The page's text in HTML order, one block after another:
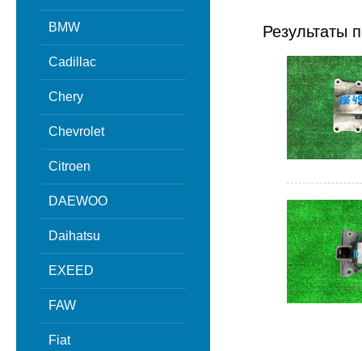
BMW
Cadillac
Chery
Chevrolet
Citroen
DAEWOO
Daihatsu
EXEED
FAW
Fiat
Результаты